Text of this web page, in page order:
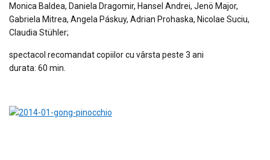
Monica Baldea, Daniela Dragomir, Hansel Andrei, Jenö Major,
Gabriela Mitrea, Angela Páskuy, Adrian Prohaska, Nicolae Suciu,
Claudia Stühler;
spectacol recomandat copiilor cu vârsta peste 3 ani
durata: 60 min.